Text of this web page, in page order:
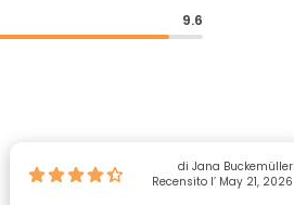
9.6
di Jana Buckemüller
Recensito l’ May 21, 2026